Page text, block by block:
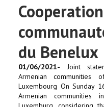
du Benelux
01/06/2021- Joint
Armenian communities
Luxembourg On Sunday
Armenian communities